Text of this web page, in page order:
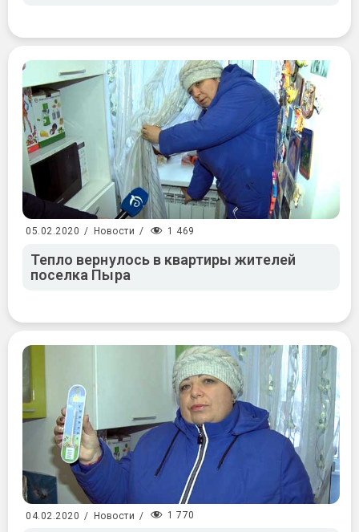
05.02.2020 / Новости / 1 469
Тепло вернулось в квартиры жителей
поселка Пыра
04.02.2020 / Новости / 1 770